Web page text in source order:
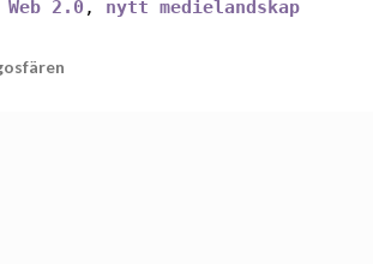
Web 2.0 , nytt medielandskap